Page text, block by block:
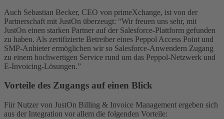
Auch Sebastian Becker, CEO von primeXchange, ist von der
Partnerschaft mit JustOn überzeugt: “Wir freuen uns sehr, mit
JustOn einen starken Partner auf der Salesforce-Plattform gefunden
zu haben. Als zertifizierte Betreiber eines Peppol Access Point und
SMP-Anbieter ermöglichen wir so Salesforce-Anwendern Zugang
zu einem hochwertigen Service rund um das Peppol-Netzwerk und
E-Invoicing-Lösungen.”
Vorteile des Zugangs auf einen Blick
Für Nutzer von JustOn Billing & Invoice Management ergeben sich
aus der Integration vor allem die folgenden Vorteile: